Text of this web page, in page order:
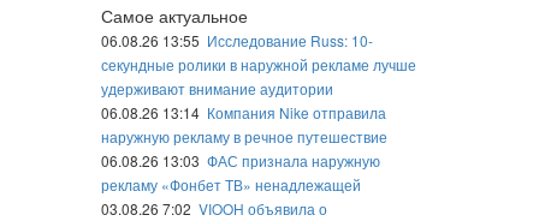
Самое актуальное
06.08.26 13:55 Исследование Russ: 10-
секундные ролики в наружной рекламе лучше
удерживают внимание аудитории
06.08.26 13:14 Компания Nike отправила
наружную рекламу в речное путешествие
06.08.26 13:03 ФАС признала наружную
рекламу «Фонбет ТВ» ненадлежащей
03.08.26 7:02 VIOOH объявила о